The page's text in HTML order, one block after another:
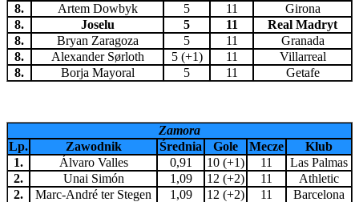
8.
Artem Dowbyk 5 11
Girona
8.
Joselu 5 11
Real Madryt
8.
Bryan Zaragoza 5 11
Granada
8.
Alexander Sørloth 5 (+1) 11
Villarreal
8.
Borja Mayoral 5 11 Getafe
Zamora
Lp.
Zawodnik Średnia Gole Mecze
Klub
1.
Álvaro Valles 0,91 10 (+1) 11
Las Palmas
2.
Unai Simón 1,09 12 (+2) 11
Athletic
2.
Marc-André ter Stegen 1,09 12 (+2) 11
Barcelona